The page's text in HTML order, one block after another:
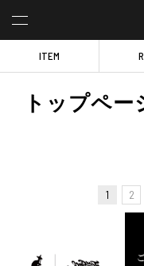
ITEM
トップペ
1 2